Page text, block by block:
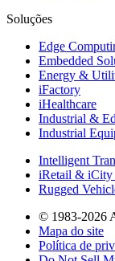
Soluções
Edge
Embedded
Energy &
iFactory
iHealthcare
Industrial &
Industrial
Intelligent
iRetail & iCity
Rugged
© 1983-2026
Mapa do site
Política de